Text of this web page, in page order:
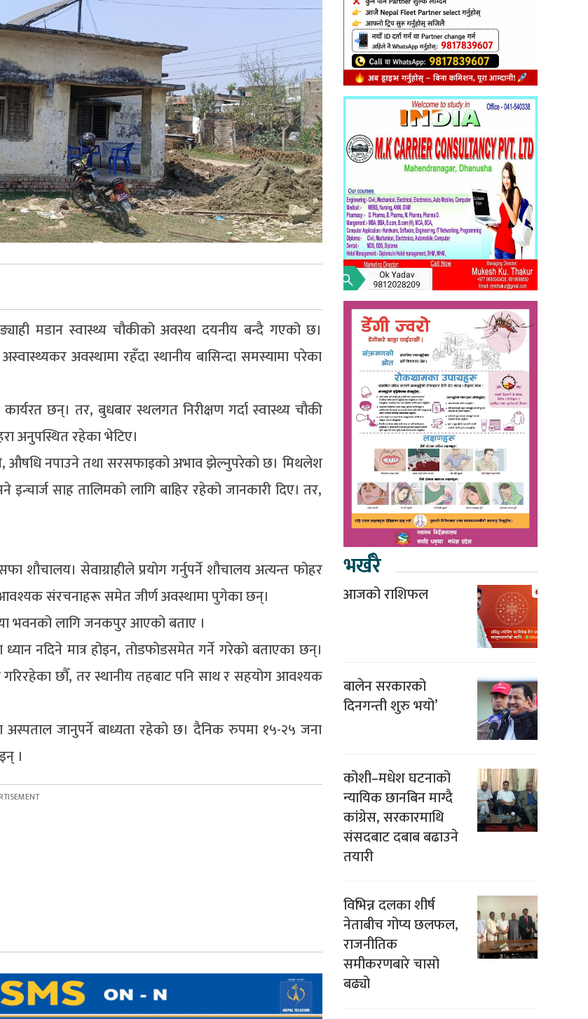
मडान स्वास्थ्य चौकीको अवस्था दयनीय बन्दै गएको छ।
अवस्थामा रहँदा स्थानीय बासिन्दा समस्यामा परेका
छन्। तर, बुधबार स्थलगत निरीक्षण गर्दा स्वास्थ्य चौकी
अनुपस्थित रहेका भेटिए।
औषधि नपाउने तथा सरसफाइको अभाव झेल्नुपरेको छ। मिथलेश
साह तालिमको लागि बाहिर रहेको जानकारी दिए। तर,
शौचालय। सेवाग्राहीले प्रयोग गर्नुपर्ने शौचालय अत्यन्त फोहर
संरचनाहरू समेत जीर्ण अवस्थामा पुगेका छन्।
भवनको लागि जनकपुर आएको बताए ।
ध्यान नदिने मात्र होइन, तोडफोडसमेत गर्ने गरेको बताएका छन्।
छौँ, तर स्थानीय तहबाट पनि साथ र सहयोग आवश्यक
जानुपर्ने बाध्यता रहेको छ। दैनिक रुपमा १५-२५ जना
।
भर्खरै
आजको राशिफल
बालेन सरकारको
दिनगन्ती शुरु भयो’
कोशी–मधेश घटनाको
न्यायिक छानबिन माग्दै
कांग्रेस, सरकारमाथि
संसदबाट दबाब बढाउने
तयारी
विभिन्न दलका शीर्ष
नेताबीच गोप्य छलफल,
राजनीतिक
समीकरणबारे चासो
बढ्यो